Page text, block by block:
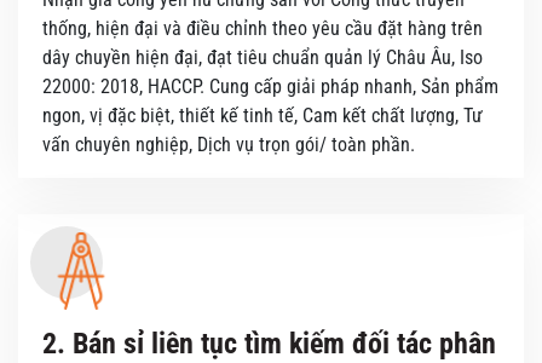
thống, hiện đại và điều chỉnh theo yêu cầu đặt hàng trên
dây chuyền hiện đại, đạt tiêu chuẩn quản lý Châu Âu, Iso
22000: 2018, HACCP. Cung cấp giải pháp nhanh, Sản phẩm
ngon, vị đặc biệt, thiết kế tinh tế, Cam kết chất lượng, Tư
vấn chuyên nghiệp, Dịch vụ trọn gói/ toàn phần.
2. Bán sỉ liên tục tìm kiếm đối tác phân